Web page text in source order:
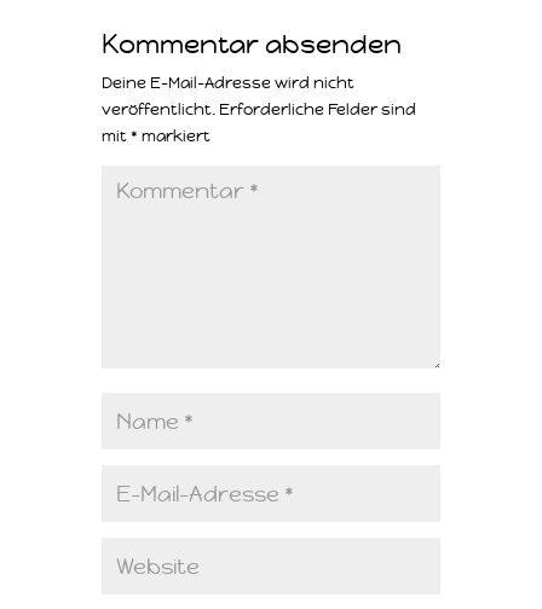
Kommentar absenden
Deine E-Mail-Adresse wird nicht
veröffentlicht. Erforderliche Felder sind
mit * markiert